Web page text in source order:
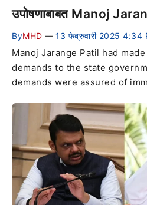
उपोषणाबाबत Manoj
ByMHD — 13 फेब्रुवारी 2025 4:34
Manoj Jarange Patil had
demands to the state
demands were assured of